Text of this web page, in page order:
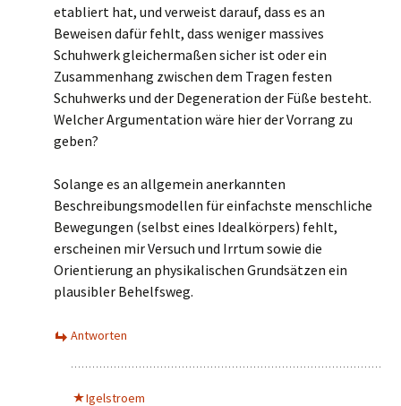
etabliert hat, und verweist darauf, dass es an
Beweisen dafür fehlt, dass weniger massives
Schuhwerk gleichermaßen sicher ist oder ein
Zusammenhang zwischen dem Tragen festen
Schuhwerks und der Degeneration der Füße besteht.
Welcher Argumentation wäre hier der Vorrang zu
geben?
Solange es an allgemein anerkannten
Beschreibungsmodellen für einfachste menschliche
Bewegungen (selbst eines Idealkörpers) fehlt,
erscheinen mir Versuch und Irrtum sowie die
Orientierung an physikalischen Grundsätzen ein
plausibler Behelfsweg.
Antworten
Igelstroem